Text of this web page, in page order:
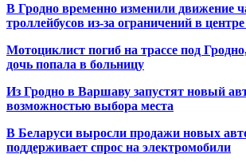
В Гродно временно изменили движение
троллейбусов из-за ограничений в центре
Мотоциклист погиб на трассе под
дочь попала в больницу
Из Гродно в Варшаву запустят новый
возможностью выбора места
В Беларуси выросли продажи новых
поддерживает спрос на электромобили